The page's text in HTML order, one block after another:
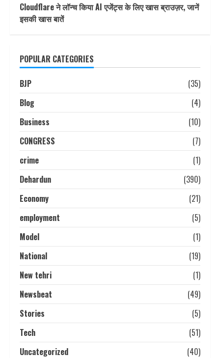
Cloudflare ने लॉन्च किया AI एजेंट्स के लिए खास ब्राउज़र, जानें
इसकी खास बातें
POPULAR CATEGORIES
BJP
(35)
Blog
(4)
Business
(10)
CONGRESS
(7)
crime
(1)
Dehardun
(390)
Economy
(21)
employment
(5)
Model
(1)
National
(19)
New tehri
(1)
Newsbeat
(49)
Stories
(5)
Tech
(51)
Uncategorized
(40)